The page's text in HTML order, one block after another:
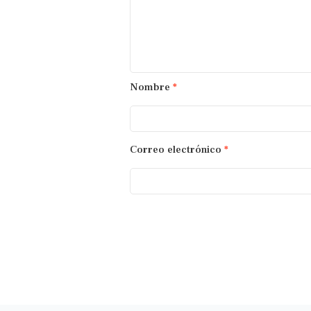
Nombre *
Correo electrónico *